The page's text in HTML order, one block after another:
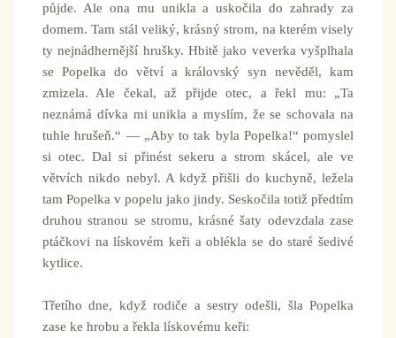
půjde. Ale ona mu unikla a uskočila do zahrady za
domem. Tam stál veliký, krásný strom, na kterém visely
ty nejnádhernější hrušky. Hbitě jako veverka vyšplhala
se Popelka do větví a královský syn nevěděl, kam
zmizela. Ale čekal, až přijde otec, a řekl mu: „Ta
neznámá dívka mi unikla a myslím, že se schovala na
tuhle hrušeň.“ — „Aby to tak byla Popelka!“ pomyslel
si otec. Dal si přinést sekeru a strom skácel, ale ve
větvích nikdo nebyl. A když přišli do kuchyně, ležela
tam Popelka v popelu jako jindy. Seskočila totiž předtím
druhou stranou se stromu, krásné šaty odevzdala zase
ptáčkovi na lískovém keři a oblékla se do staré šedivé
kytlice.
Třetího dne, když rodiče a sestry odešli, šla Popelka
zase ke hrobu a řekla lískovému keři: